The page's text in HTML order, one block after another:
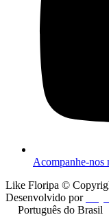
Acompanhe-nos
Like Floripa ©
Desenvolvido por
Português do Brasil